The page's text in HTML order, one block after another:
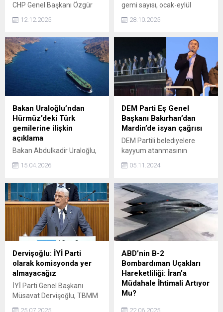
CHP Genel Başkanı Özgür
Merkezi'nde, Anahtar Parti
Ağıralioğlu ve beraberindeki
heyetle bir araya geldi.
12.12.2025
gemi sayısı, ocak-eylül
son 7 yılın en yüksek
28.10.2025
Bakan Uraloğlu’ndan
Hürmüz’deki Türk
gemilerine ilişkin
açıklama
Bakan Abdulkadir Uraloğlu,
gemilere ilişkin, "Geri kalan 8
çalışmaları Dışişleri
Bakanlığımızın
koordinesinde yürütüyoruz.
İnşallah önümüzdeki
günlerde çıkarırız diye ümit
ediyoruz." dedi.
15.04.2026
DEM Parti Eş Genel
Başkanı Bakırhan’dan
Mardin’de isyan çağrısı
DEM Partili belediyelere
kayyum atanmasının
DEM Parti Eş Genel Başkanı
ne yaptıysa, Şeyh Saitler,
Sakineler ne yaptıysa, Kürt
halkı da onların yaptığını
yapacaktır" dedi.
05.11.2024
Dervişoğlu: İYİ Parti
olarak komisyonda yer
almayacağız
İYİ Parti Genel Başkanı
Müsavat Dervişoğlu, TBMM
25.07.2025
ABD’nin B-2
Bombardıman Uçakları
Hareketliliği: İran’a
Müdahale İhtimali Artıyor
Mu?
22.06.2025